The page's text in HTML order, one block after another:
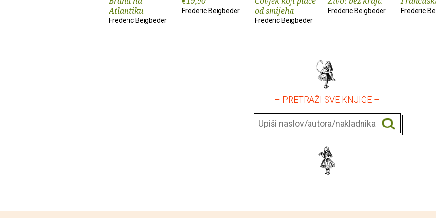
Atlantiku
Frederic Beigbeder
Frederic Beigbeder
od smijeha
Frederic Beigbeder
Frederic Beigbeder Frederic
– PRETRAŽI SVE KNJIGE –